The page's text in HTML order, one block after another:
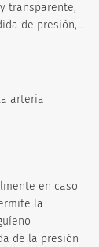
transparente,
de presión,…
arteria
en caso
la
de la presión